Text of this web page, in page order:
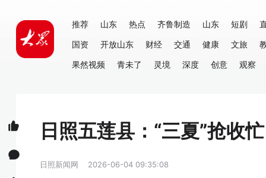
推荐 山东 热点 齐鲁制造 山东 短剧
国资
开放山东 财经 交通 健康 文旅
果然视频
青未了 灵境 深度 创意 观察
日照五莲县：“三夏”抢收忙
日照新闻网 2026-06-04 09:35:08